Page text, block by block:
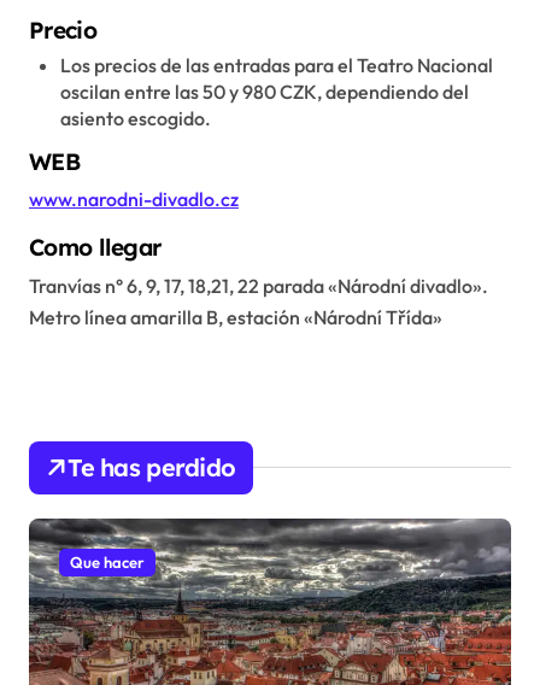
Precio
Los precios de las entradas para el Teatro Nacional
oscilan entre las 50 y 980 CZK, dependiendo del
asiento escogido.
WEB
www.narodni-divadlo.cz
Como llegar
Tranvías n° 6, 9, 17, 18,21, 22 parada «Národní divadlo».
Metro línea amarilla B, estación «Národní Třída»
Te has perdido
Que hacer